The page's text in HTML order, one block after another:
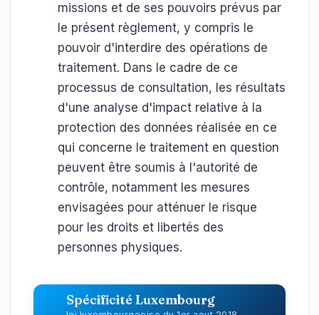
missions et de ses pouvoirs prévus par
le présent règlement, y compris le
pouvoir d'interdire des opérations de
traitement. Dans le cadre de ce
processus de consultation, les résultats
d'une analyse d'impact relative à la
protection des données réalisée en ce
qui concerne le traitement en question
peuvent être soumis à l'autorité de
contrôle, notamment les mesures
envisagées pour atténuer le risque
pour les droits et libertés des
personnes physiques.
Spécificité Luxembourg